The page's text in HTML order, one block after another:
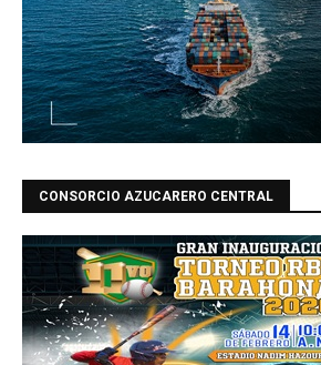
CONSORCIO AZUCARERO CENTRAL